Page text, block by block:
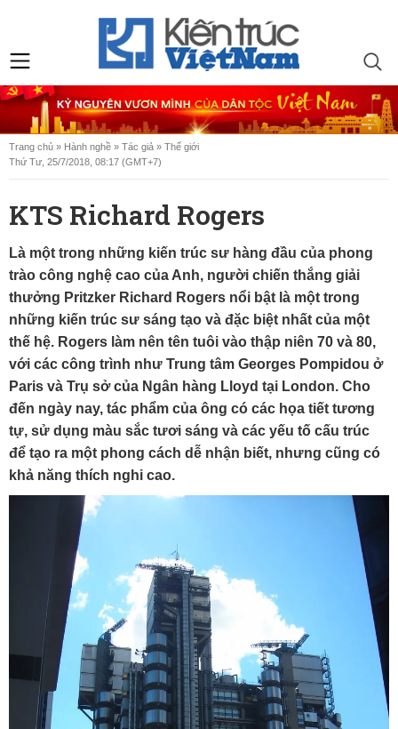
Trang chủ » Hành nghề » Tác giả » Thế giới
Thứ Tư, 25/7/2018, 08:17 (GMT+7)
KTS Richard Rogers
Là một trong những kiến trúc sư hàng đầu của phong
trào công nghệ cao của Anh, người chiến thắng giải
thưởng Pritzker Richard Rogers nổi bật là một trong
những kiến trúc sư sáng tạo và đặc biệt nhất của một
thế hệ. Rogers làm nên tên tuôi vào thập niên 70 và 80,
với các công trình như Trung tâm Georges Pompidou ở
Paris và Trụ sở của Ngân hàng Lloyd tại London. Cho
đến ngày nay, tác phẩm của ông có các họa tiết tương
tự, sử dụng màu sắc tươi sáng và các yếu tố cấu trúc
để tạo ra một phong cách dễ nhận biết, nhưng cũng có
khả năng thích nghi cao.